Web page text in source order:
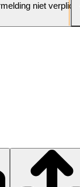
niet verplicht